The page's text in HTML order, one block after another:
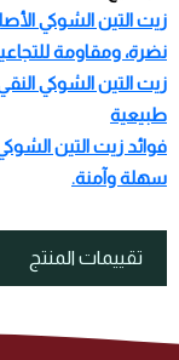
زيت التين الشوكي
نضرة، ومقاومة
زيت التين الشوكي
طبيعية
فوائد زيت التين
سهلة وآمنة.
تقييمات المنتج